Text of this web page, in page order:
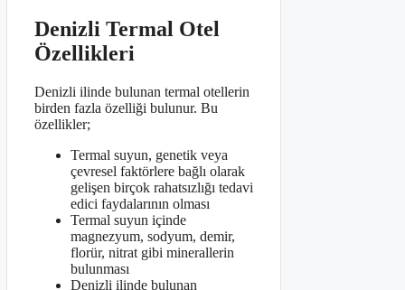
Denizli Termal Otel
Özellikleri
Denizli ilinde bulunan termal otellerin
birden fazla özelliği bulunur. Bu
özellikler;
Termal suyun, genetik veya
çevresel faktörlere bağlı olarak
gelişen birçok rahatsızlığı tedavi
edici faydalarının olması
Termal suyun içinde
magnezyum, sodyum, demir,
florür, nitrat gibi minerallerin
bulunması
Denizli ilinde bulunan